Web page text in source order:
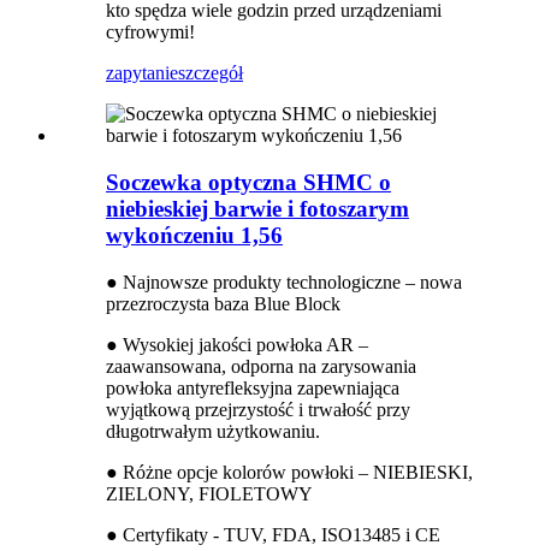
kto spędza wiele godzin przed urządzeniami
cyfrowymi!
zapytanieszczegół
Soczewka optyczna SHMC o
niebieskiej barwie i fotoszarym
wykończeniu 1,56
● Najnowsze produkty technologiczne – nowa
przezroczysta baza Blue Block
● Wysokiej jakości powłoka AR –
zaawansowana, odporna na zarysowania
powłoka antyrefleksyjna zapewniająca
wyjątkową przejrzystość i trwałość przy
długotrwałym użytkowaniu.
● Różne opcje kolorów powłoki – NIEBIESKI,
ZIELONY, FIOLETOWY
● Certyfikaty - TUV, FDA, ISO13485 i CE